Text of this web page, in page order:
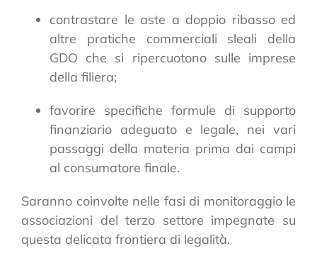
contrastare le aste a doppio ribasso ed
altre pratiche commerciali sleali della
GDO che si ripercuotono sulle imprese
della filiera;
favorire specifiche formule di supporto
finanziario adeguato e legale, nei vari
passaggi della materia prima dai campi
al consumatore finale.
Saranno coinvolte nelle fasi di monitoraggio le
associazioni del terzo settore impegnate su
questa delicata frontiera di legalità.